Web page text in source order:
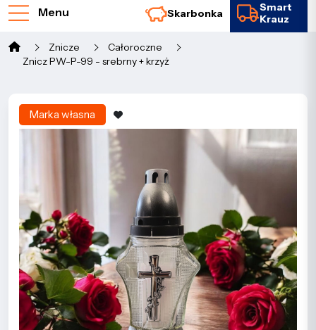
Menu Skarbonka
Smart
Krauz
Znicze
Całoroczne
Znicz PW-P-99 - srebrny + krzyż
Marka własna